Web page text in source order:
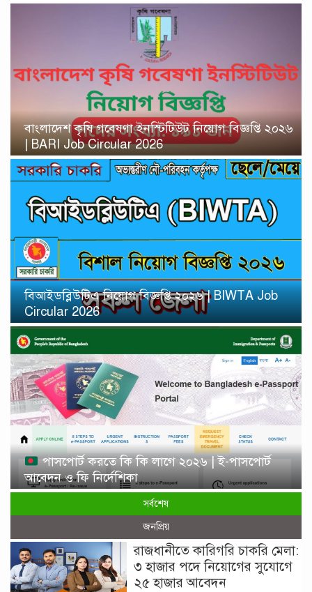
বাংলাদেশ কৃষি গবেষণা ইনস্টিটিউট নিয়োগ বিজ্ঞপ্তি ২০২৬
| BARI Job Circular 2026
বিআইডব্লিউটিএ নিয়োগ বিজ্ঞপ্তি ২০২৬ | BIWTA Job
Circular 2026
পাসপোর্ট করতে কি কি লাগে ২০২৬ | ই-পাসপোর্ট
আবেদন ও ফি নির্দেশিকা
সর্বশেষ
জনপ্রিয়
রাজধানীতে কারিগরি চাকরি মেলা:
৩ হাজার পদে নিয়োগের সুযোগে
২৫ হাজার আবেদন